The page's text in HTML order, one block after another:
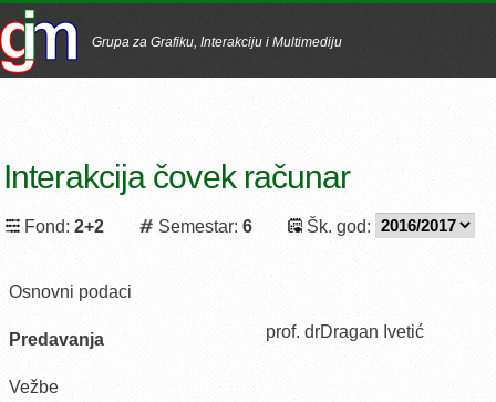
Grupa za Grafiku, Interakciju i Multimediju
Interakcija čovek računar
Fond: 2+2 Semestar: 6 Šk. god:
Osnovni podaci
Predavanja
Vežbe
prof. drDragan Ivetić